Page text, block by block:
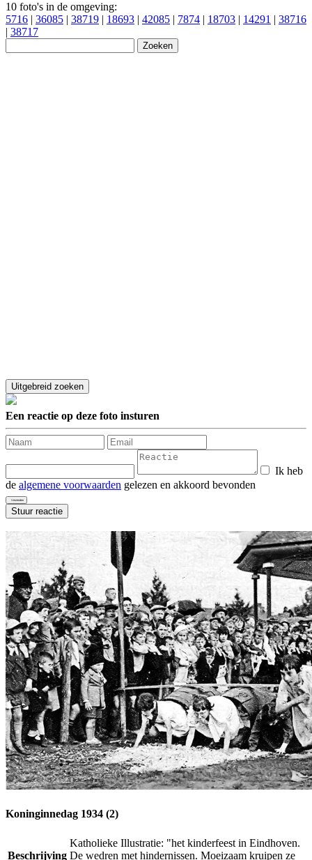
10 foto's in de omgeving:
5716 | 36085 | 38719 | 18693 | 42085 | 7874 | 18703 | 14291 | 38716
| 38717
Een reactie op deze foto insturen
Ik heb
de algemene voorwaarden gelezen en akkoord bevonden
Koninginnedag 1934 (2)
Beschrijving
Katholieke Illustratie: "het kinderfeest in Eindhoven.
De wedren met hindernissen. Moeizaam kruipen ze